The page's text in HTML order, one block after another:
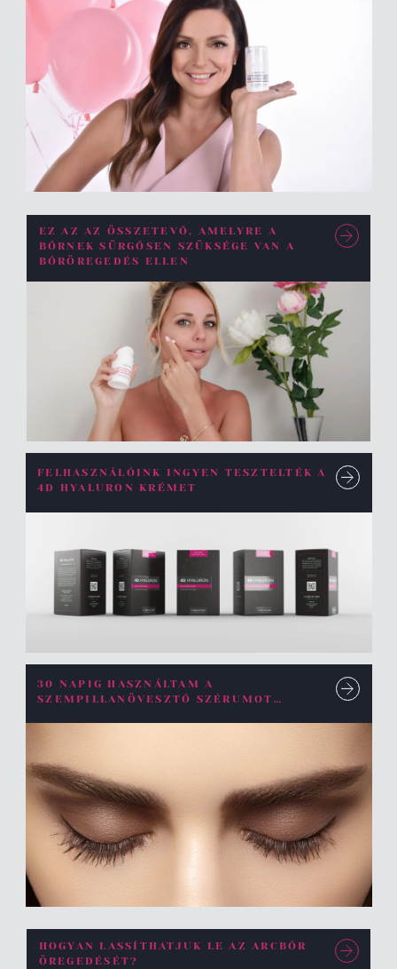
EZ AZ AZ ÖSSZETEVŐ, AMELYRE A
BŐRNEK SÜRGŐSEN SZÜKSÉGE VAN A
BŐRÖREGEDÉS ELLEN
FELHASZNÁLÓINK INGYEN TESZTELTÉK A
4D HYALURON KRÉMET
30 NAPIG HASZNÁLTAM A
SZEMPILLANÖVESZTŐ SZÉRUMOT…
HOGYAN LASSÍTHATJUK LE AZ ARCBŐR
ÖREGEDÉSÉT?